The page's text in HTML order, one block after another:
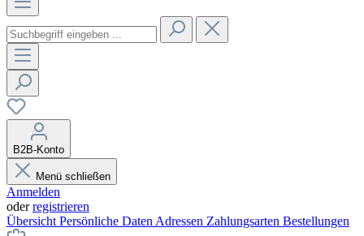
B2B-Konto
Menü schließen
Anmelden
oderregistrieren
Übersicht Persönliche Daten Adressen Zahlungsarten Bestellungen